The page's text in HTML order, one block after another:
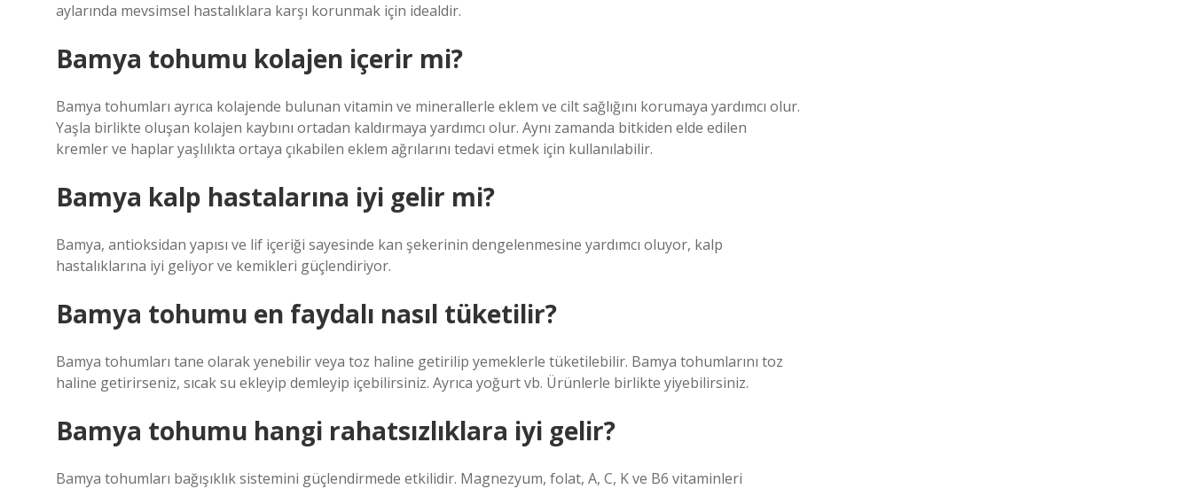
aylarında mevsimsel hastalıklara karşı korunmak için idealdir.
Bamya tohumu kolajen içerir mi?
Bamya tohumları ayrıca kolajende bulunan vitamin ve minerallerle eklem ve cilt sağlığını korumaya yardımcı olur.
Yaşla birlikte oluşan kolajen kaybını ortadan kaldırmaya yardımcı olur. Aynı zamanda bitkiden elde edilen
kremler ve haplar yaşlılıkta ortaya çıkabilen eklem ağrılarını tedavi etmek için kullanılabilir.
Bamya kalp hastalarına iyi gelir mi?
Bamya, antioksidan yapısı ve lif içeriği sayesinde kan şekerinin dengelenmesine yardımcı oluyor, kalp
hastalıklarına iyi geliyor ve kemikleri güçlendiriyor.
Bamya tohumu en faydalı nasıl tüketilir?
Bamya tohumları tane olarak yenebilir veya toz haline getirilip yemeklerle tüketilebilir. Bamya tohumlarını toz
haline getirirseniz, sıcak su ekleyip demleyip içebilirsiniz. Ayrıca yoğurt vb. Ürünlerle birlikte yiyebilirsiniz.
Bamya tohumu hangi rahatsızlıklara iyi gelir?
Bamya tohumları bağışıklık sistemini güçlendirmede etkilidir. Magnezyum, folat, A, C, K ve B6 vitaminleri